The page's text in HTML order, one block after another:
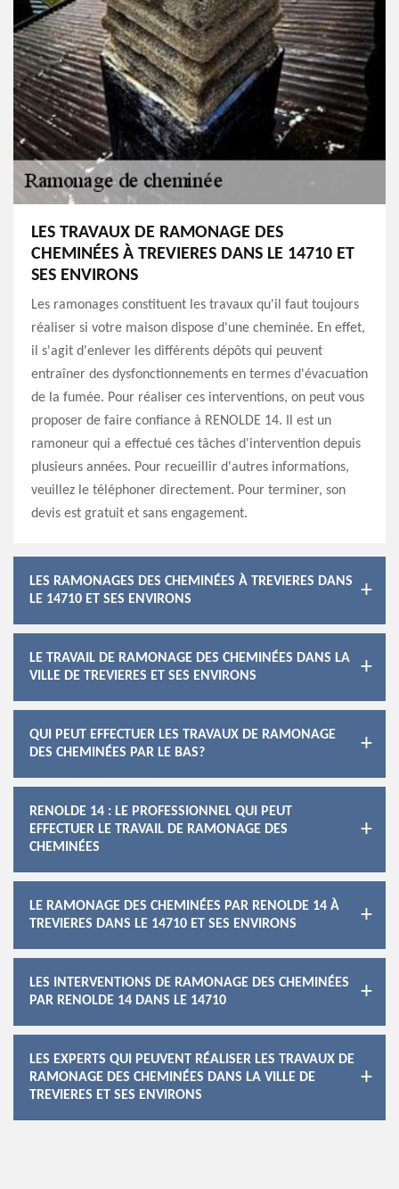
LES TRAVAUX DE RAMONAGE DES
CHEMINÉES À TREVIERES DANS LE 14710 ET
SES ENVIRONS
Les ramonages constituent les travaux qu'il faut toujours
réaliser si votre maison dispose d'une cheminée. En effet,
il s'agit d'enlever les différents dépôts qui peuvent
entraîner des dysfonctionnements en termes d'évacuation
de la fumée. Pour réaliser ces interventions, on peut vous
proposer de faire confiance à RENOLDE 14. Il est un
ramoneur qui a effectué ces tâches d'intervention depuis
plusieurs années. Pour recueillir d'autres informations,
veuillez le téléphoner directement. Pour terminer, son
devis est gratuit et sans engagement.
LES RAMONAGES DES CHEMINÉES À TREVIERES DANS
LE 14710 ET SES ENVIRONS
LE TRAVAIL DE RAMONAGE DES CHEMINÉES DANS LA
VILLE DE TREVIERES ET SES ENVIRONS
QUI PEUT EFFECTUER LES TRAVAUX DE RAMONAGE
DES CHEMINÉES PAR LE BAS?
RENOLDE 14 : LE PROFESSIONNEL QUI PEUT
EFFECTUER LE TRAVAIL DE RAMONAGE DES
CHEMINÉES
LE RAMONAGE DES CHEMINÉES PAR RENOLDE 14 À
TREVIERES DANS LE 14710 ET SES ENVIRONS
LES INTERVENTIONS DE RAMONAGE DES CHEMINÉES
PAR RENOLDE 14 DANS LE 14710
LES EXPERTS QUI PEUVENT RÉALISER LES TRAVAUX DE
RAMONAGE DES CHEMINÉES DANS LA VILLE DE
TREVIERES ET SES ENVIRONS